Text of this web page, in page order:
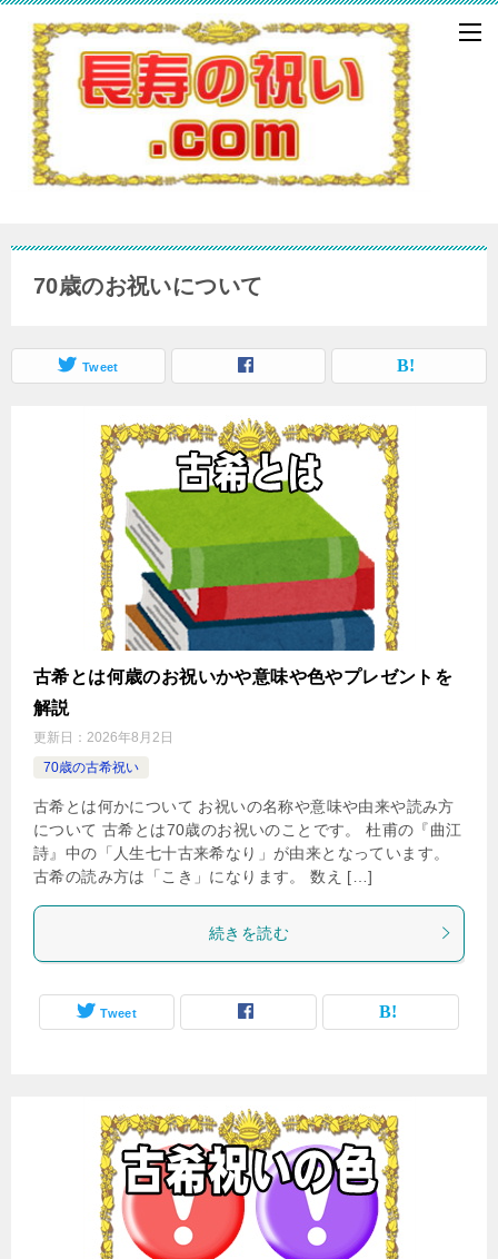
70歳のお祝いについて
Tweet
古希とは何歳のお祝いかや意味や色やプレゼントを
解説
更新日： 2026年8月2日
70歳の古希祝い
古希とは何かについて お祝いの名称や意味や由来や読み方
について 古希とは70歳のお祝いのことです。 杜甫の『曲江
詩』中の「人生七十古来希なり」が由来となっています。
古希の読み方は「こき」になります。 数え […]
続きを読む
Tweet